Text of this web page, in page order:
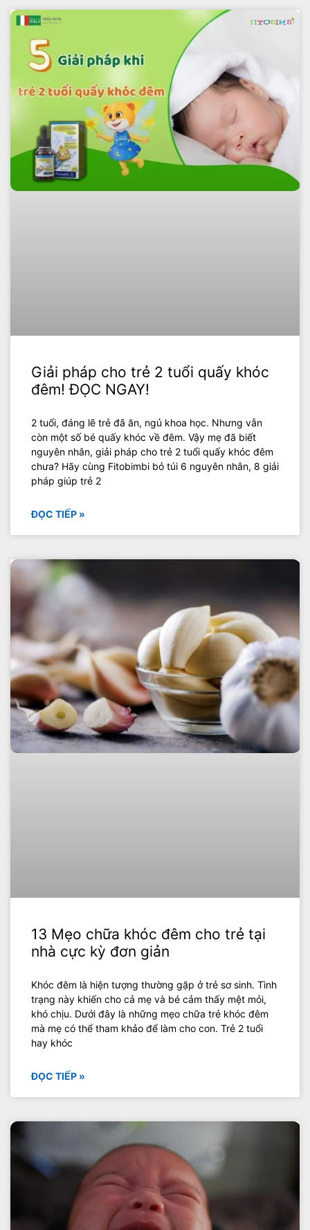
Giải pháp cho trẻ 2 tuổi quấy khóc
đêm! ĐỌC NGAY!
2 tuổi, đáng lẽ trẻ đã ăn, ngủ khoa học. Nhưng vẫn
còn một số bé quấy khóc về đêm. Vậy mẹ đã biết
nguyên nhân, giải pháp cho trẻ 2 tuổi quấy khóc đêm
chưa? Hãy cùng Fitobimbi bỏ túi 6 nguyên nhân, 8 giải
pháp giúp trẻ 2
ĐỌC TIẾP »
13 Mẹo chữa khóc đêm cho trẻ tại
nhà cực kỳ đơn giản
Khóc đêm là hiện tượng thường gặp ở trẻ sơ sinh. Tình
trạng này khiến cho cả mẹ và bé cảm thấy mệt mỏi,
khó chịu. Dưới đây là những mẹo chữa trẻ khóc đêm
mà mẹ có thể tham khảo để làm cho con. Trẻ 2 tuổi
hay khóc
ĐỌC TIẾP »